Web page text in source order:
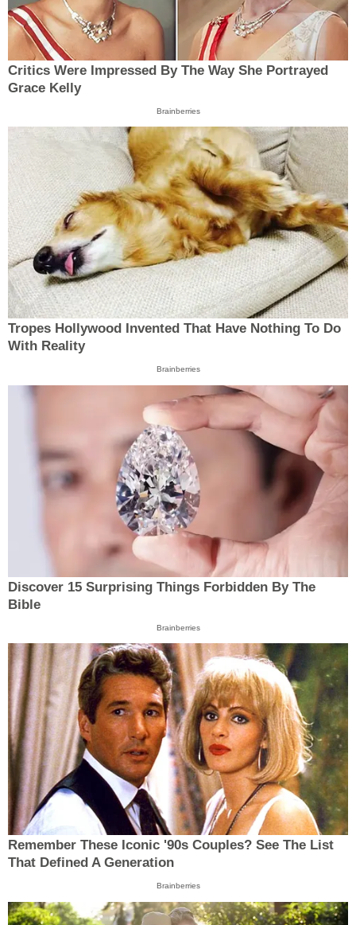
Critics Were Impressed By The Way She Portrayed
Grace Kelly
Brainberries
Tropes Hollywood Invented That Have Nothing To Do
With Reality
Brainberries
Discover 15 Surprising Things Forbidden By The
Bible
Brainberries
Remember These Iconic '90s Couples? See The List
That Defined A Generation
Brainberries